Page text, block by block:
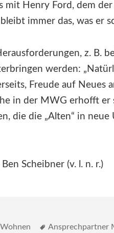
mit Henry Ford, dem
immer das, was er
z. B.
werden:
Freude auf Neues
in der MWG erhofft er
die die „Alten“ in neue
Scheibner (v. l. n. r.)
Wohnen Schlagwörter
Ansprechpartner